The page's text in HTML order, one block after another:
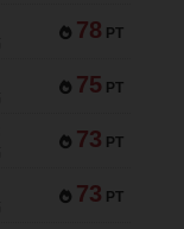
78 PT
75 PT
73 PT
73 PT